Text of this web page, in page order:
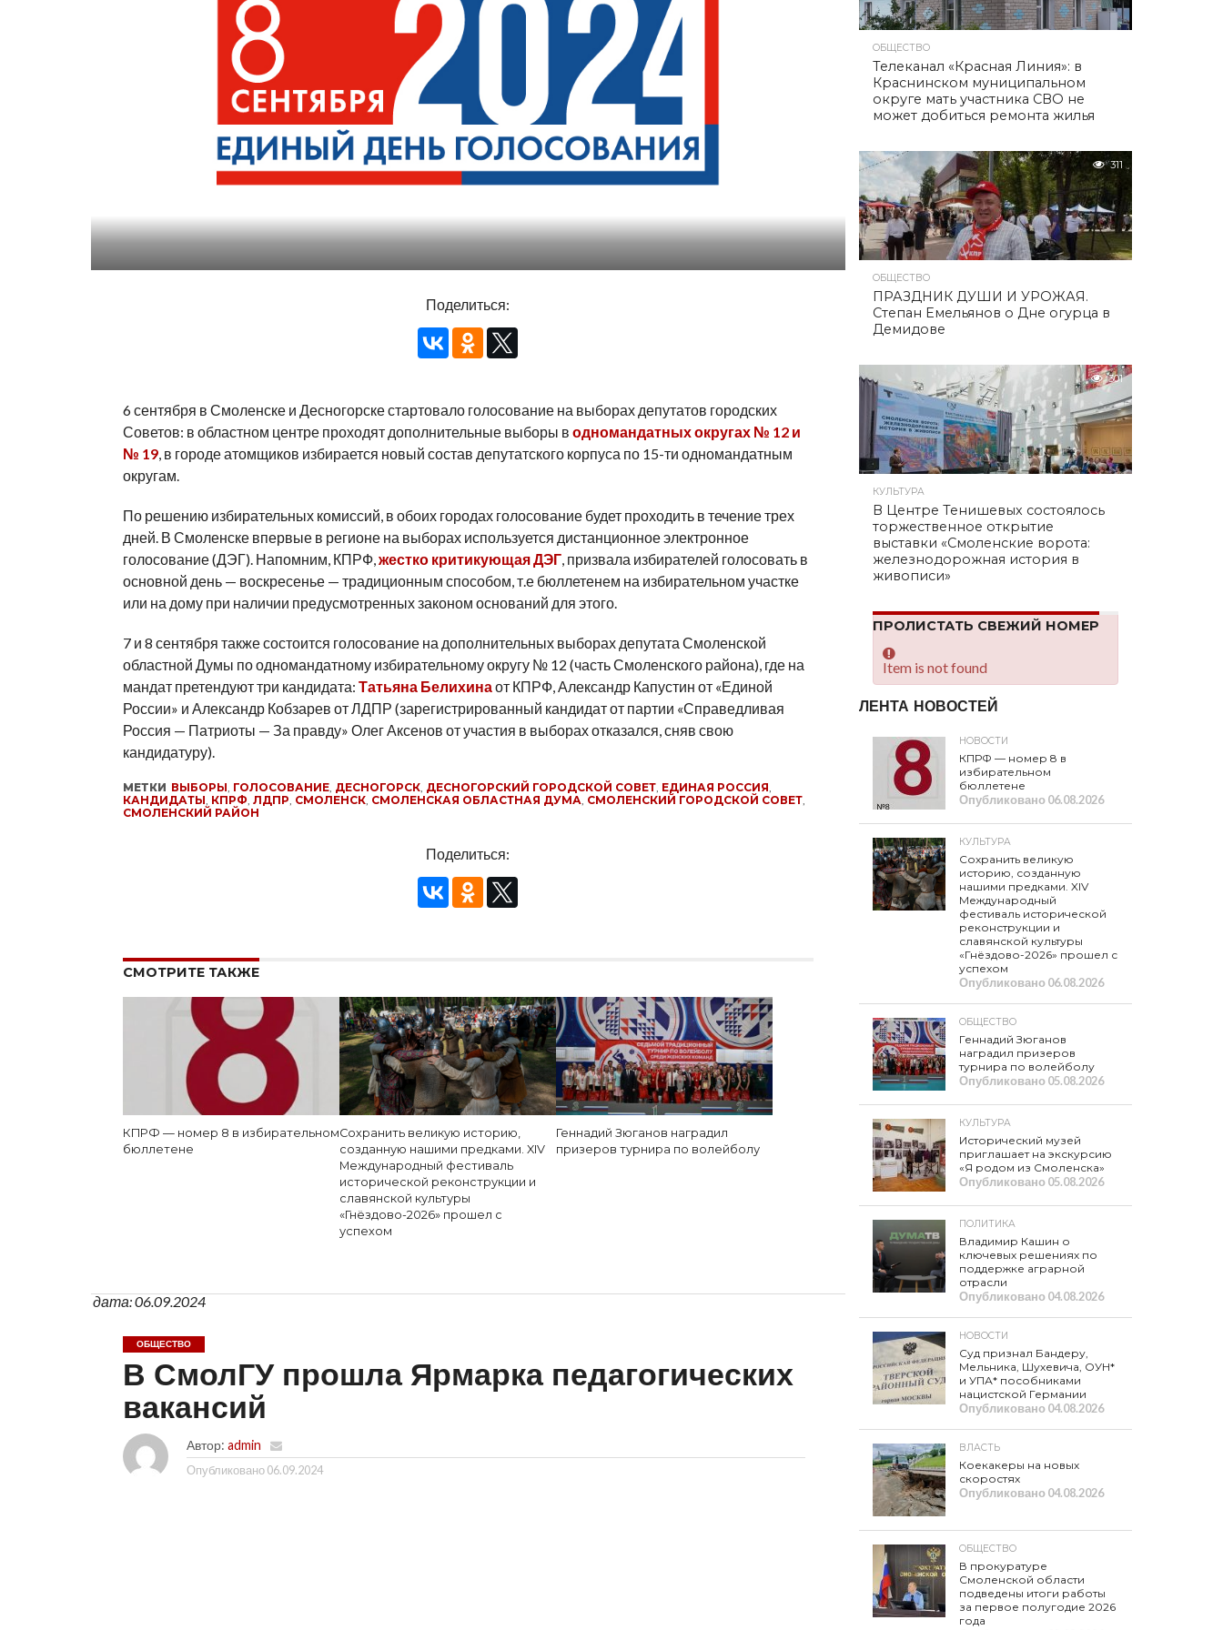
Поделиться:
6 сентября в Смоленске и Десногорске стартовало голосование на выборах депутатов городских
Советов: в областном центре проходят дополнительные выборы в одномандатных округах № 12 и
№ 19, в городе атомщиков избирается новый состав депутатского корпуса по 15-ти одномандатным
округам.
По решению избирательных комиссий, в обоих городах голосование будет проходить в течение трех
дней. В Смоленске впервые в регионе на выборах используется дистанционное электронное
голосование (ДЭГ). Напомним, КПРФ,жестко критикующая ДЭГ, призвала избирателей голосовать в
основной день — воскресенье — традиционным способом, т.е бюллетенем на избирательном участке
или на дому при наличии предусмотренных законом оснований для этого.
7 и 8 сентября также состоится голосование на дополнительных выборах депутата Смоленской
областной Думы по одномандатному избирательному округу № 12 (часть Смоленского района), где на
мандат претендуют три кандидата: Татьяна Белихинаот КПРФ, Александр Капустин от «Единой
России» и Александр Кобзарев от ЛДПР (зарегистрированный кандидат от партии «Справедливая
Россия — Патриоты — За правду» Олег Аксенов от участия в выборах отказался, сняв свою
кандидатуру).
МЕТКИ ВЫБОРЫ ГОЛОСОВАНИЕ, ДЕСНОГОРСК, ДЕСНОГОРСКИЙ ГОРОДСКОЙ СОВЕТ, ЕДИНАЯ РОССИЯ
КАНДИДАТЫ КПРФ ЛДПР СМОЛЕНСК, СМОЛЕНСКАЯ ОБЛАСТНАЯ ДУМА СМОЛЕНСКИЙ ГОРОДСКОЙ СОВЕТ,
СМОЛЕНСКИЙ РАЙОН
Поделиться:
СМОТРИТЕ ТАКЖЕ
КПРФ — номер 8 в избирательном
бюллетене
Сохранить великую историю,
созданную нашими предками. XIV
Международный фестиваль
исторической реконструкции и
славянской культуры
«Гнёздово-2026» прошел с
успехом
Геннадий Зюганов наградил
призеров турнира по волейболу
дата: 06.09.2024
ОБЩЕСТВО
В СмолГУ прошла Ярмарка педагогических
вакансий
Автор: admin
Опубликовано 06.09.2024
ОБЩЕСТВО
Телеканал «Красная Линия»: в
Краснинском муниципальном
округе мать участника СВО не
может добиться ремонта жилья
311
ОБЩЕСТВО
ПРАЗДНИК ДУШИ И УРОЖАЯ.
Степан Емельянов о Дне огурца в
Демидове
301
КУЛЬТУРА
В Центре Тенишевых состоялось
торжественное открытие
выставки «Смоленские ворота:
железнодорожная история в
живописи»
ПРОЛИСТАТЬ СВЕЖИЙ НОМЕР
Item is not found
ЛЕНТА НОВОСТЕЙ
НОВОСТИ
КПРФ — номер 8 в
избирательном
бюллетене
Опубликовано06.08.2026
КУЛЬТУРА
Сохранить великую
историю, созданную
нашими предками. XIV
Международный
фестиваль исторической
реконструкции и
славянской культуры
«Гнёздово-2026» прошел с
успехом
Опубликовано06.08.2026
ОБЩЕСТВО
Геннадий Зюганов
наградил призеров
турнира по волейболу
Опубликовано05.08.2026
КУЛЬТУРА
Исторический музей
приглашает на экскурсию
«Я родом из Смоленска»
Опубликовано05.08.2026
ПОЛИТИКА
Владимир Кашин о
ключевых решениях по
поддержке аграрной
отрасли
Опубликовано04.08.2026
НОВОСТИ
Суд признал Бандеру,
Мельника, Шухевича, ОУН*
и УПА* пособниками
нацистской Германии
Опубликовано04.08.2026
ВЛАСТЬ
Коекакеры на новых
скоростях
Опубликовано04.08.2026
ОБЩЕСТВО
В прокуратуре
Смоленской области
подведены итоги работы
за первое полугодие 2026
года